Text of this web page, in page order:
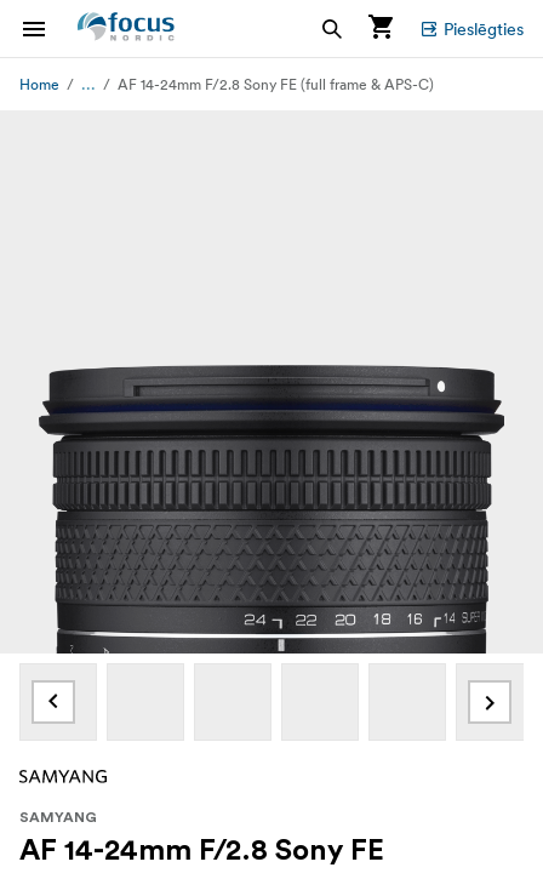
Pieslēgties
Home ... AF 14-24mm F/2.8 Sony FE (full frame & APS-C)
SAMYANG
AF 14-24mm F/2.8 Sony FE